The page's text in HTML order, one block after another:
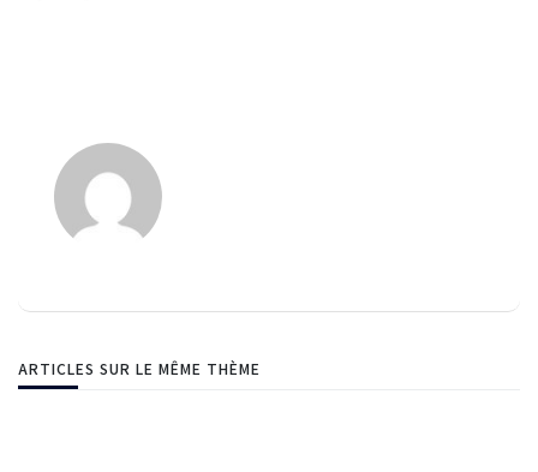
ARTICLES SUR LE MÊME THÈME